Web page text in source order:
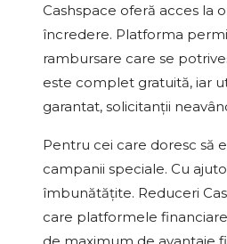
Cashspace oferă acces la
încredere. Platforma
rambursare care se
este complet gratuită, iar
garantat, solicitanții
Pentru cei care doresc să
campanii speciale. Cu
îmbunătățite. Reduceri
care platformele